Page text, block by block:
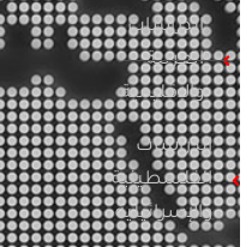
الدراسات
العربية
والإقليمية
الدراسات
الفلسطينية
والإسرائيلية